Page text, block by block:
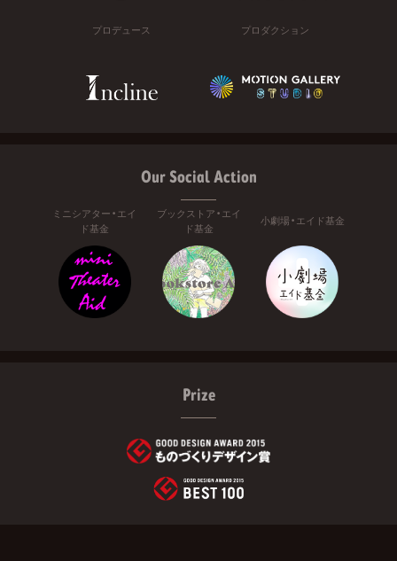
プロデュース プロダクション
Our Social Action
ミニシアター・エイ
ド基金
ブックストア・エイ
ド基金
小劇場・エイド基金
Prize